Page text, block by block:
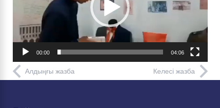
00:00 04:06
Алдыңғы жазба Келесі жазба